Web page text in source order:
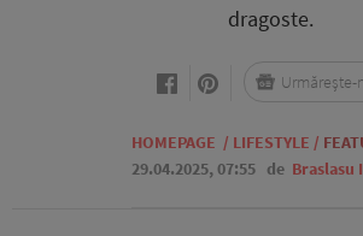
dragoste.
HOMEPAGE / LIFESTYLE /
29.04.2025, 07:55 de Braslasu
Urmărește-